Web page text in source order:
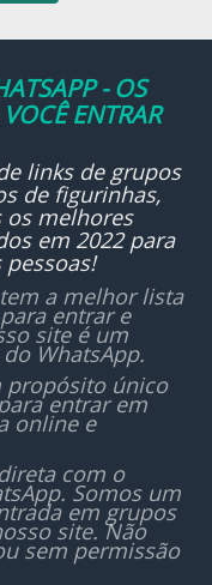
- OS
ENTRAR
links de grupos
de figurinhas,
os melhores
em 2022 para
a melhor lista
entrar e
site é um
WhatsApp.
propósito único
entrar em
online e
com o
Somos um
em grupos
site. Não
sem permissão